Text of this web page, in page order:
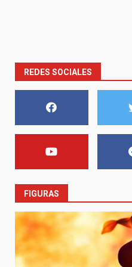
REDES SOCIALES
FIGURAS